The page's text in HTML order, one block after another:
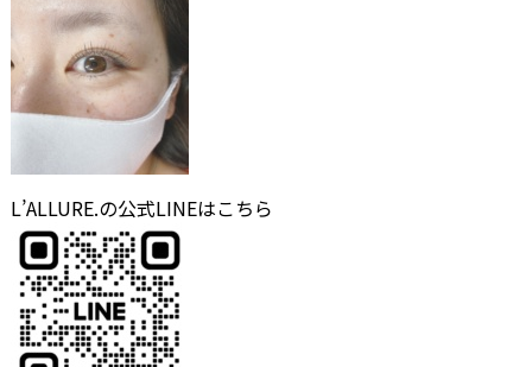
L’ALLURE.の公式LINEはこちら